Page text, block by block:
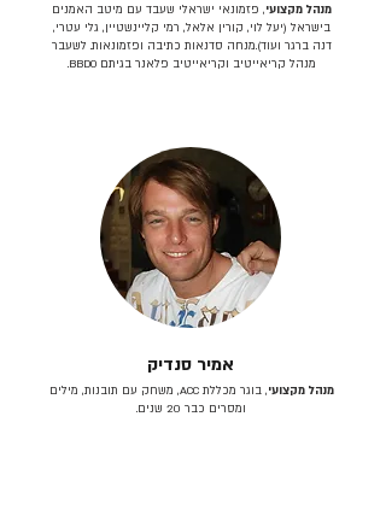
מנהל מקצועי, פזמונאי ישראלי שעבד עם מיטב האמנים
בישראל (יעל לוי, קורין אלאל, רמי קליינשטיין, גלי עטרי,
דנה ברגר ועוד).מנחה סדנאות כתיבה ופזמונאות. לשעבר
מנהל קריאייטיב וקריאייטיב פלאנר בגיתם BBDO.
אמיר סנדיק
מנהל מקצועי
, בוגר מכללת ACC, משחק עם תובנות, מילים
ומסרים כבר 20 שנים.